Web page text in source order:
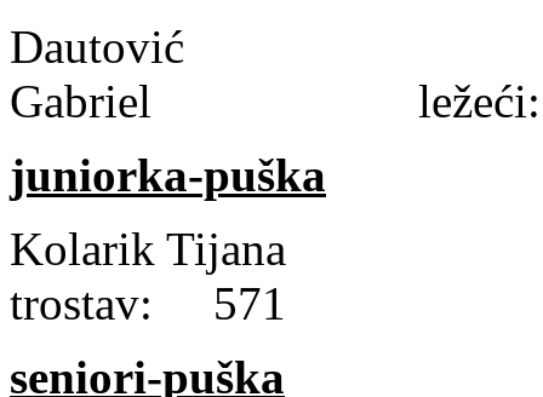
Dautović
Gabriel ležeći:
juniorka-puška
Kolarik Tijana
trostav: 571
seniori-puška